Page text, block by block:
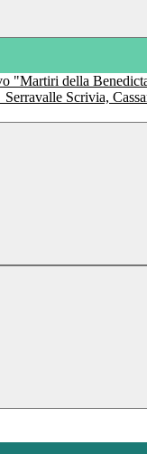
Serravalle Scrivia,